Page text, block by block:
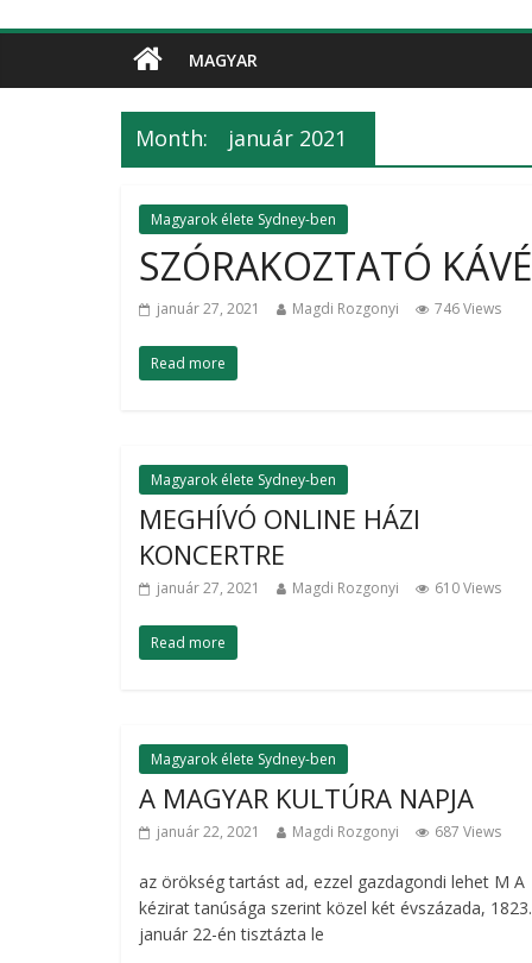
MAGYAR
Month: január 2021
Magyarok élete Sydney-ben
SZÓRAKOZTATÓ
január 27, 2021 Magdi Rozgonyi 746 Views
Read more
Magyarok élete Sydney-ben
MEGHÍVÓ ONLINE HÁZI
KONCERTRE
január 27, 2021 Magdi Rozgonyi 610 Views
Read more
Magyarok élete Sydney-ben
A MAGYAR KULTÚRA NAPJA
január 22, 2021 Magdi Rozgonyi 687 Views
az örökség tartást ad, ezzel gazdagondi lehet M A
kézirat tanúsága szerint közel két évszázada, 1823.
január 22-én tisztázta le